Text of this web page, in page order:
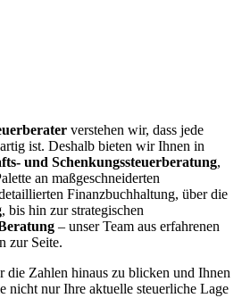
verstehen wir, dass jede
ist. Deshalb bieten wir Ihnen in
und Schenkungssteuerberatung,
an maßgeschneiderten
Finanzbuchhaltung, über die
, bis hin zur strategischen
– unser Team aus erfahrenen
zur Seite.
die Zahlen hinaus zu blicken und Ihnen
nicht nur Ihre aktuelle steuerliche Lage